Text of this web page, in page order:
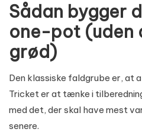
Sådan bygger
one-pot (uden
grød)
Den klassiske faldgrube er, at
Tricket er at tænke i
med det, der skal have mest
senere.